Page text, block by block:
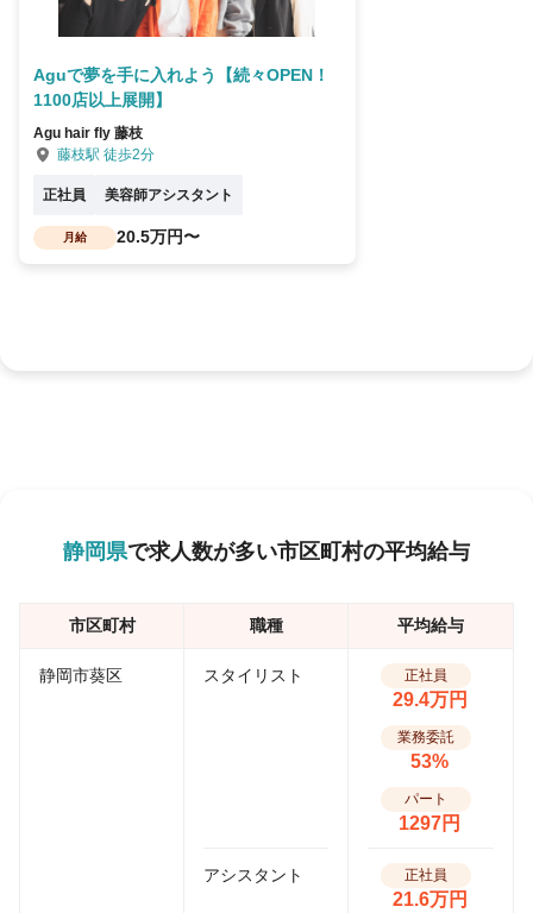
Aguで夢を手に入れよう【続々OPEN！
1100店以上展開】
Agu hair fly 藤枝
藤枝駅 徒歩2分
正社員 美容師アシスタント
月給 20.5万円〜
静岡県で求人数が多い市区町村の平均給与
市区町村 職種 平均給与
静岡市葵区 スタイリスト 正社員
29.4万円
業務委託
53%
パート
1297円
アシスタント 正社員
21.6万円